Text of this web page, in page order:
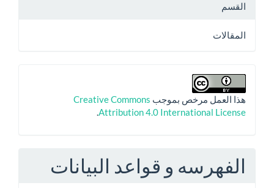
القسم
المقالات
هذا العمل مرخص بموجب Creative Commons
Attribution 4.0 International License
.
الفهرسه و قواعد البيانات